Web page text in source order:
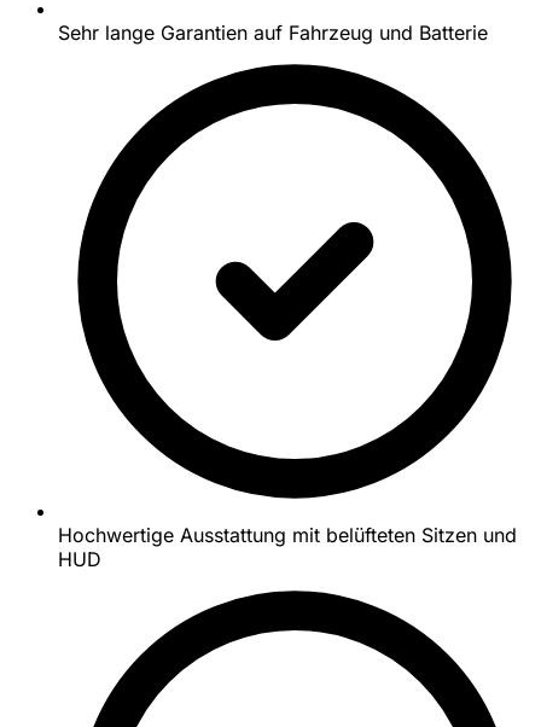
Sehr lange Garantien auf Fahrzeug und Batterie
Hochwertige Ausstattung mit belüfteten Sitzen und
HUD